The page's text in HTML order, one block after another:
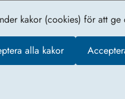
kakor (cookies) för att
alla kakor